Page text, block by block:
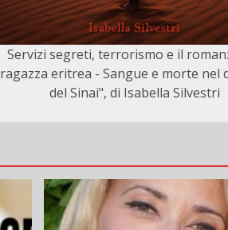
Servizi segreti, terrorismo e il
ragazza eritrea - Sangue e morte nel
del Sinai", di Isabella Silvestri